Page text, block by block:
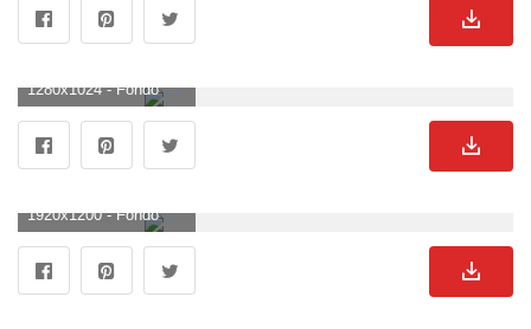
1280x1024 - Fondo de pantalla de 1280x1024. Fondo para computadora de truenos.
1920x1200 - Fondo de pantalla de 1920x1200. Imágen de truenos.